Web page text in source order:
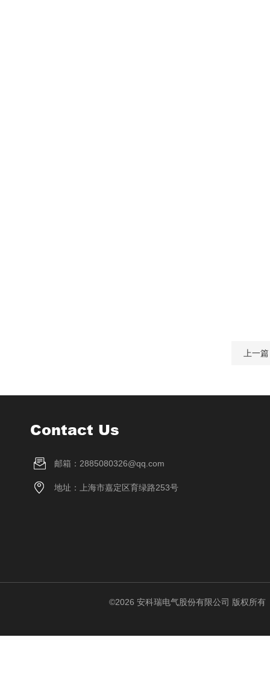
上一
Contact Us
邮箱：2885080326@qq.com
地址：上海市嘉定区育绿路253号
©2026 安科瑞电气股份有限公司 版权所